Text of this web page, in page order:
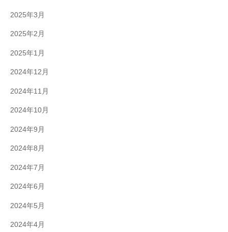
2025年3月
2025年2月
2025年1月
2024年12月
2024年11月
2024年10月
2024年9月
2024年8月
2024年7月
2024年6月
2024年5月
2024年4月